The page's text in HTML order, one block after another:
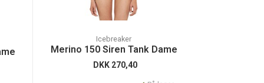
Icebreaker
Merino 150 Siren Tank Dame
DKK270,40